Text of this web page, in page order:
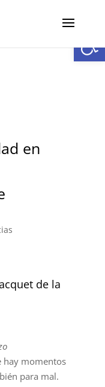
en
de la
hay momentos
para mal.